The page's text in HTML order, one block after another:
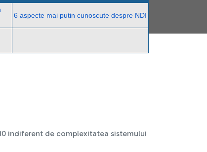
2110
6 aspecte mai putin cunoscute despre NDI
indiferent de complexitatea sistemului